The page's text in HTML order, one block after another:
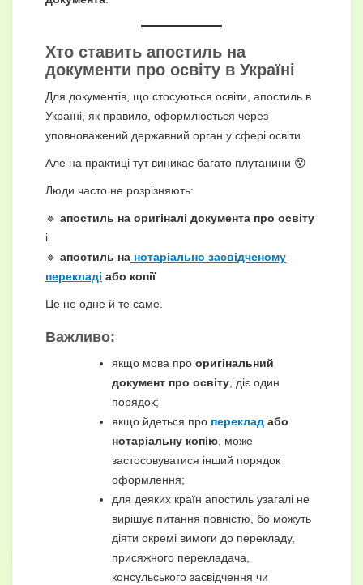
Хто ставить апостиль на
документи про освіту в Україні
Для документів, що стосуються освіти, апостиль в
Україні, як правило, оформлюється через
уповноважений державний орган у сфері освіти.
Але на практиці тут виникає багато плутанини 😵
Люди часто не розрізняють:
🔹 апостиль на оригіналі документа про освіту
і
🔹 апостиль на нотаріально засвідченому
перекладі або копії
Це не одне й те саме.
Важливо:
якщо мова про оригінальний
документ про освіту , діє один
порядок;
якщо йдеться про переклад або
нотаріальну копію , може
застосовуватися інший порядок
оформлення;
для деяких країн апостиль узагалі не
вирішує питання повністю, бо можуть
діяти окремі вимоги до перекладу,
присяжного перекладача,
консульського засвідчення чи